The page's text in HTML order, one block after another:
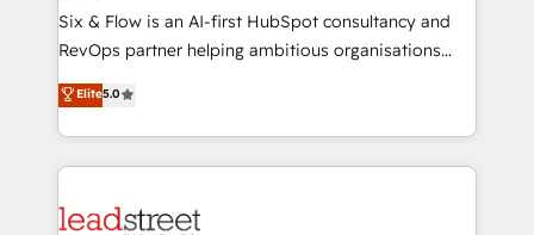
commercialization, real estate, health, education,
SaaS, Software Dev & IT and consulting, make the
the United States, EU, UAE, Mexico and Latin
America. From casual user to super fan: make
Six & Flow is an AI-first HubSpot consultancy and
RevOps partner helping ambitious organisations
grow with clarity, confidence, and intelligence.
Operating across the UK, Netherlands, Ireland, and
Canada, we’ve delivered thousands of successful
HubSpot projects for mid-market and enterprise
combine HubSpot, data, and AI to design connected
Elite5.0